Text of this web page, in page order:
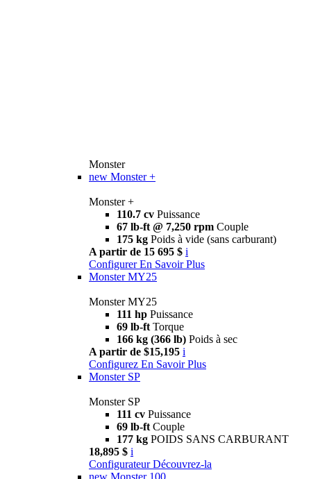
Monster
new Monster +
Monster +
110.7 cv Puissance
67 lb-ft @ 7,250 rpm Couple
175 kg Poids à vide (sans carburant)
A partir de 15 695 $ i
Configurer En Savoir Plus
Monster MY25
Monster MY25
111 hp Puissance
69 lb-ft Torque
166 kg (366 lb) Poids à sec
A partir de $15,195 i
Configurez En Savoir Plus
Monster SP
Monster SP
111 cv Puissance
69 lb-ft Couple
177 kg POIDS SANS CARBURANT
18,895 $ i
Configurateur Découvrez-la
new Monster 100